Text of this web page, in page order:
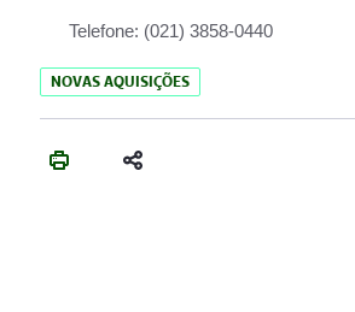
Telefone: (021) 3858-0440
NOVAS AQUISIÇÕES